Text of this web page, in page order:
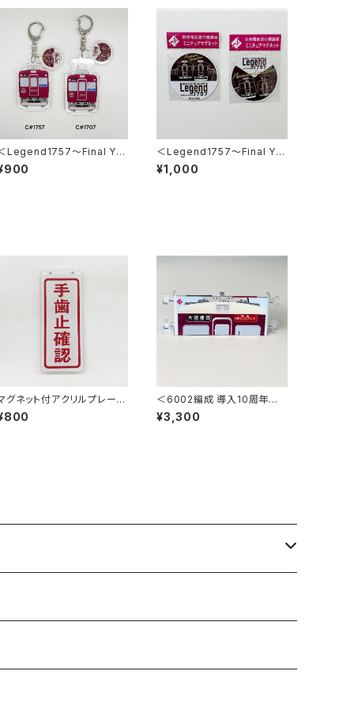
Legend1757～Final Ye
2026～＞2連アクリルキ
ホルダー
＜Legend1757～Final Ye
ar 2026～＞ミニチュアマグ
ネット2枚セット
¥1,000
グネット付アクリルプレート
手歯止確認＞
＜6002編成 導入10周年＞ミ
ニミニ方向幕（2連式）
¥3,300